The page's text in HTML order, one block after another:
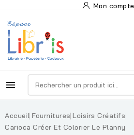
Mon compte

Accueil Fournitures Loisirs Créatifs
Carioca Créer Et Colorier Le Planny